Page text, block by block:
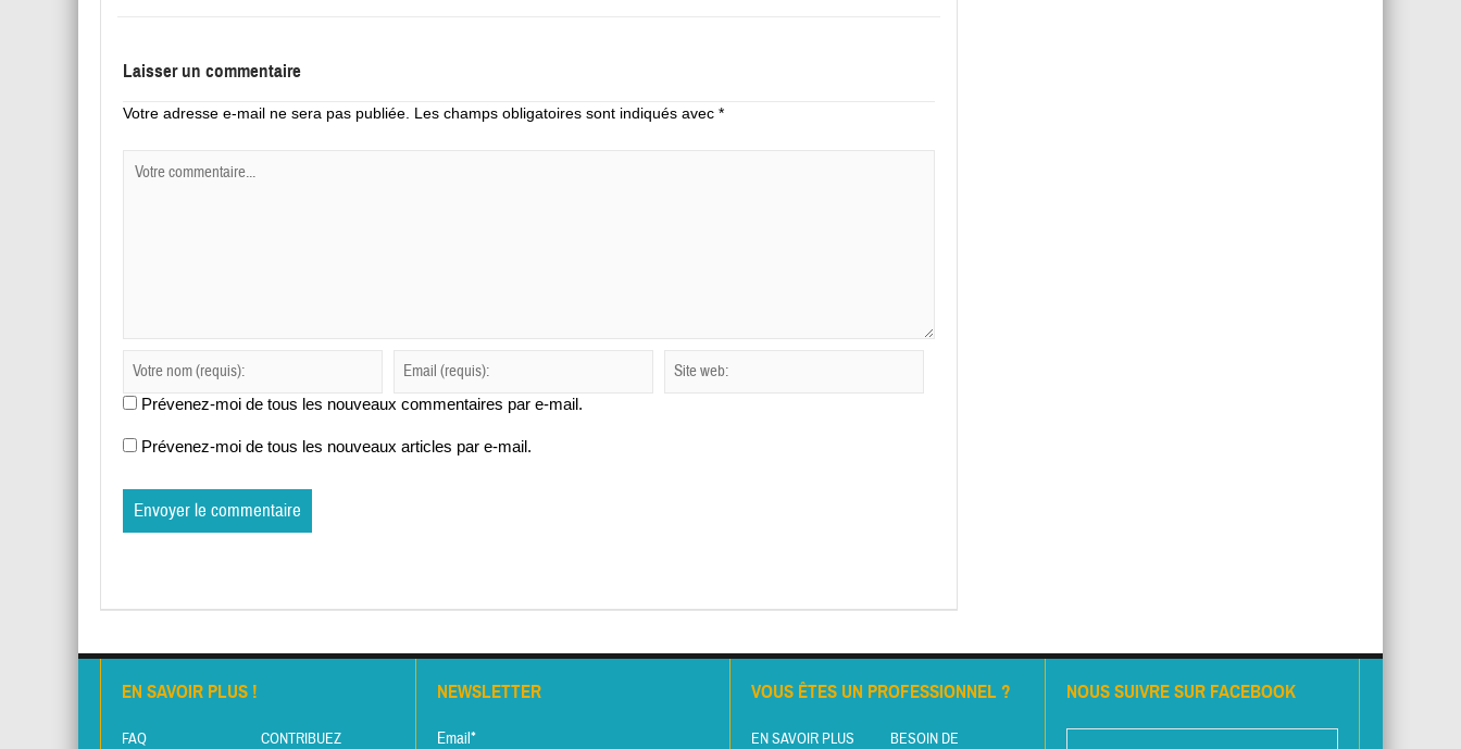
Laisser un commentaire
Votre adresse e-mail ne sera pas publiée. Les champs obligatoires sont indiqués avec *
Prévenez-moi de tous les nouveaux commentaires par e-mail.
Prévenez-moi de tous les nouveaux articles par e-mail.
EN SAVOIR PLUS !
FAQ CONTRIBUEZ
NEWSLETTER
Email*
VOUS ÊTES UN PROFESSIONNEL ?
EN SAVOIR PLUS BESOIN DE
NOUS SUIVRE SUR FACEBOOK